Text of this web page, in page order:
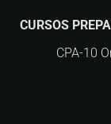
CURSOS
CPA-10